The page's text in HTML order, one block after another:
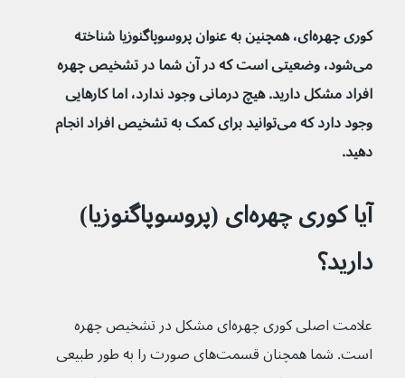
کوری چهره‌ای، همچنین به عنوان پروسوپاگنوزیا شناخته
می‌شود، وضعیتی است که در آن شما در تشخیص چهره
افراد مشکل دارید. هیچ درمانی وجود ندارد، اما کارهایی
وجود دارد که می‌توانید برای کمک به تشخیص افراد انجام
دهید.
آیا کوری چهره‌ای (پروسوپاگنوزیا)
دارید؟
علامت اصلی کوری چهره‌ای مشکل در تشخیص چهره
است. شما همچنان قسمت‌های صورت را به طور طبیعی